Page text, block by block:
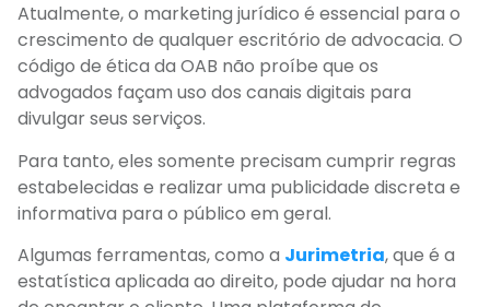
Atualmente, o marketing jurídico é essencial para o
crescimento de qualquer escritório de advocacia. O
código de ética da OAB não proíbe que os
advogados façam uso dos canais digitais para
divulgar seus serviços.
Para tanto, eles somente precisam cumprir regras
estabelecidas e realizar uma publicidade discreta e
informativa para o público em geral.
Algumas ferramentas, como a Jurimetria, que é a
estatística aplicada ao direito, pode ajudar na hora